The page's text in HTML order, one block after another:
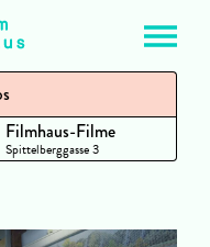
Filmhaus-Filme
Spittelberggasse 3